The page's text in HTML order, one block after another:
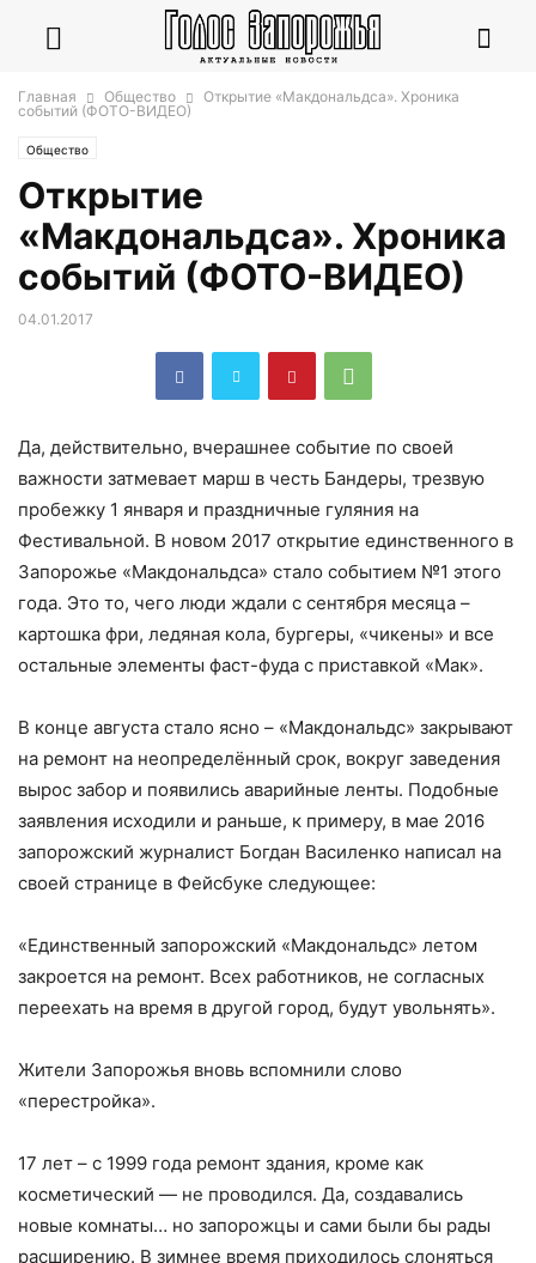
Главная Общество
Открытие «Макдональдса». Хроника
событий (ФОТО-ВИДЕО)
Общество
Открытие
«Макдональдса». Хроника
событий (ФОТО-ВИДЕО)
04.01.2017
Да, действительно, вчерашнее событие по своей
важности затмевает марш в честь Бандеры, трезвую
пробежку 1 января и праздничные гуляния на
Фестивальной. В новом 2017 открытие единственного в
Запорожье «Макдональдса» стало событием №1 этого
года. Это то, чего люди ждали с сентября месяца –
картошка фри, ледяная кола, бургеры, «чикены» и все
остальные элементы фаст-фуда с приставкой «Мак».
В конце августа стало ясно – «Макдональдс» закрывают
на ремонт на неопределённый срок, вокруг заведения
вырос забор и появились аварийные ленты. Подобные
заявления исходили и раньше, к примеру, в мае 2016
запорожский журналист Богдан Василенко написал на
своей странице в Фейсбуке следующее:
«Единственный запорожский «Макдональдс» летом
закроется на ремонт. Всех работников, не согласных
переехать на время в другой город, будут увольнять».
Жители Запорожья вновь вспомнили слово
«перестройка».
17 лет – с 1999 года ремонт здания, кроме как
косметический — не проводился. Да, создавались
новые комнаты… но запорожцы и сами были бы рады
расширению. В зимнее время приходилось слоняться